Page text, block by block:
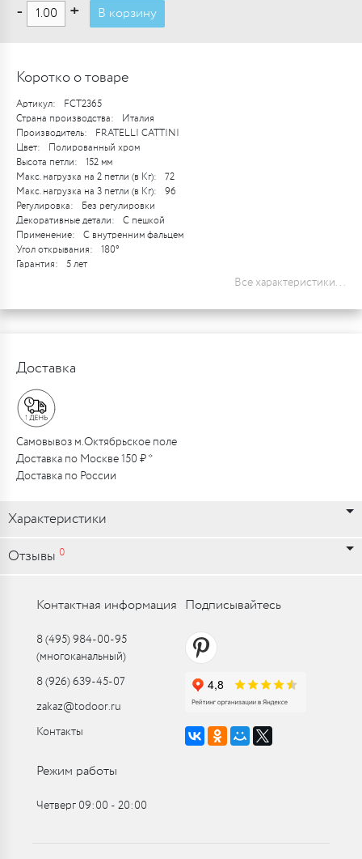
- + В корзину
Коротко о товаре
Артикул:
FCT2365
Страна производства:
Италия
Производитель:
FRATELLI CATTINI
Цвет:
Полированный хром
Высота петли:
152 мм
Макс. нагрузка на 2 петли (в Кг):
72
Макс. нагрузка на 3 петли (в Кг):
96
Регулировка:
Без регулировки
Декоративные детали:
С пешкой
Применение:
С внутренним фальцем
Угол открывания:
180°
Гарантия:
5 лет
Все характеристики...
Доставка
Самовывоз м.Октябрьское поле
Доставка по Москве 150 ₽ *
Доставка по России
Характеристики
Отзывы 0
Контактная информация
8 (495) 984-00-95
(многоканальный)
8 (926) 639-45-07
zakaz@todoor.ru
Контакты
Подписывайтесь
Режим работы
Четверг 09:00 ‑ 20:00